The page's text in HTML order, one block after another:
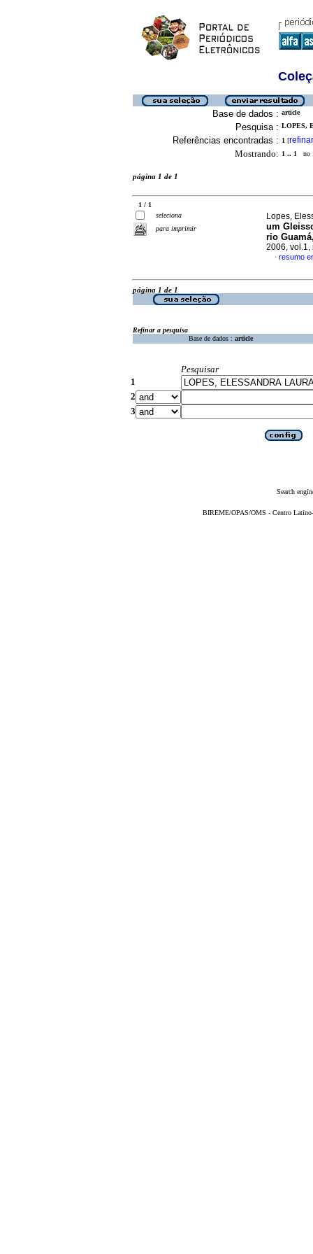
Base de dados : article
Pesquisa : LOPES,
Referências encontradas : 1 [refinar
Mostrando: 1 .. 1 no
página 1 de 1
1 / 1
seleciona
para imprimir
Lopes,
um
rio
2006, vol.1,
· resumo
página 1 de 1
Refinar a pesquisa
Base de dados : article
Pesquisar
1
2
3
Search
BIREME/OPAS/OMS - Centro Latino-